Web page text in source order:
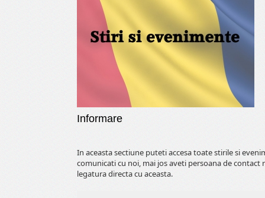
Informare
In aceasta sectiune puteti accesa toate stirile si
comunicati cu noi, mai jos aveti persoana de
legatura directa cu aceasta.